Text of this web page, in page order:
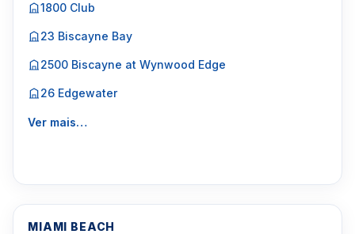
1800 Club
23 Biscayne Bay
2500 Biscayne at Wynwood Edge
26 Edgewater
Ver mais…
MIAMI BEACH